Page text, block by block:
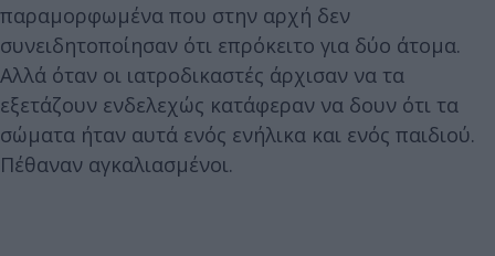
παραμορφωμένα που στην αρχή δεν
συνειδητοποίησαν ότι επρόκειτο για δύο άτομα.
Αλλά όταν οι ιατροδικαστές άρχισαν να τα
εξετάζουν ενδελεχώς κατάφεραν να δουν ότι τα
σώματα ήταν αυτά ενός ενήλικα και ενός παιδιού.
Πέθαναν αγκαλιασμένοι.